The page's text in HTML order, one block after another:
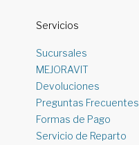
Servicios
Sucursales
MEJORAVIT
Devoluciones
Preguntas Frecuentes
Formas de Pago
Servicio de Reparto